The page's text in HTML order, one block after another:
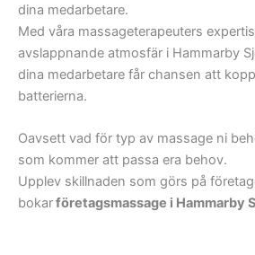
Anders Franzéns
park
Hammarby Kaj
Henriksdalshamnen
Jan Inghes Torg
Lumafabriken
Lumaparken
Sjöstadshallen
Södra
dina medarbetare.
Med våra massageterapeuters
avslappnande atmosfär i Hammarby
dina medarbetare får chansen att
batterierna.
Oavsett vad för typ av massage ni
som kommer att passa era behov.
Upplev skillnaden som görs på
bokarföretagsmassage i Hammarby